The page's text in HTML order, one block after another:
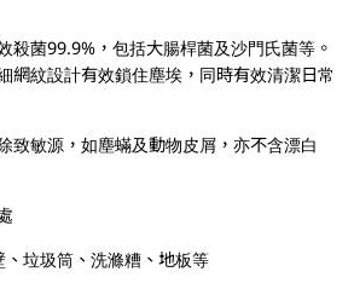
殺菌99.9%，包括大腸桿菌及沙門氏菌等。
網紋設計有效鎖住塵埃，同時有效清潔日常
致敏源，如塵蟎及動物皮屑，亦不含漂白
垃圾筒、洗滌糟、地板等